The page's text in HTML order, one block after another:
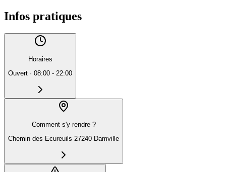
Infos pratiques
Horaires
Ouvert · 08:00 - 22:00
Comment s'y rendre ?
Chemin des Ecureuils 27240 Damville